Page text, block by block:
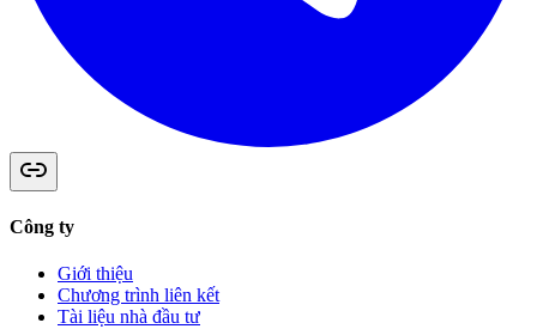
Công ty
Giới thiệu
Chương trình liên kết
Tài liệu nhà đầu tư